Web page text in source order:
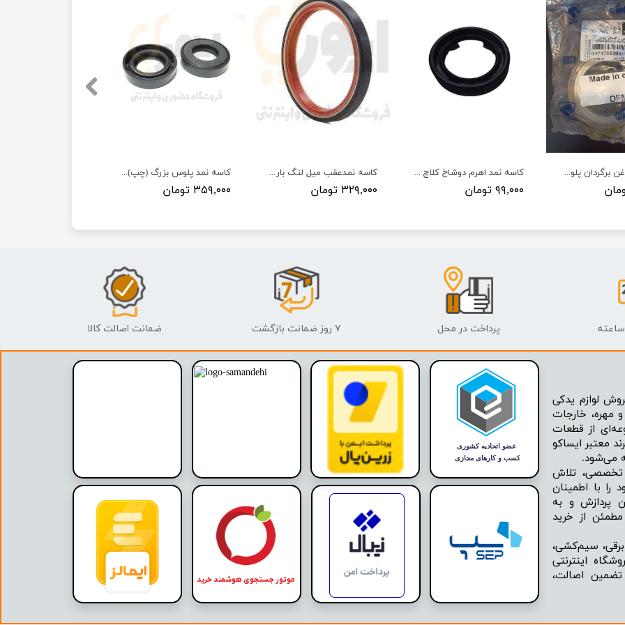
کاسه نمد پلوس بزرگ (چپ) 405-سمند-پارس- ISACO - دیشتونگ اسپارتنر هامبورگ DPH
۳۵۹,۰۰۰ تومان
کاسه نمدعقب میل لنگ باریک 405-سمند-پارس - - ISACO - دیشتونگ اسپارتنر هامبورگ (dph)
۳۲۹,۰۰۰ تومان
کاسه نمد اهرم دوشاخ کلاچ پراید - VISIUN - ویژن
۹۹,۰۰۰ تومان
کاسه نمد روغن برگردان پلوس دانگ فانگ ایساکو
لوازم یدکی
مهره، خارجات
از قطعات
معتبر ایساکو
تخصصی، تلاش
را با اطمینان
پردازش و به
از خرید
برقی، سیم‌کشی،
اینترنتی
تضمین اصالت،
موتور جستجوی هوشمند خرید
پرداخت در محل ۷ روز ضمانت بازگشت ضمانت اصالت کالا